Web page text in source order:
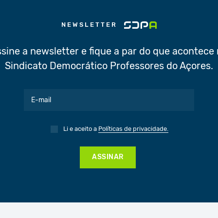
NEWSLETTER
a newsletter e fique a par do que acontece
Sindicato Democrático Professores do Açores.
Li e aceito a Políticas de privacidade.
ASSINAR